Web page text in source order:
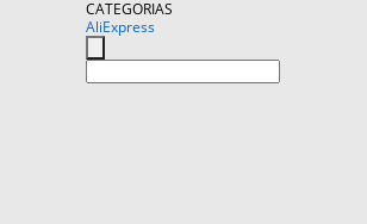
CATEGORIAS
AliExpress